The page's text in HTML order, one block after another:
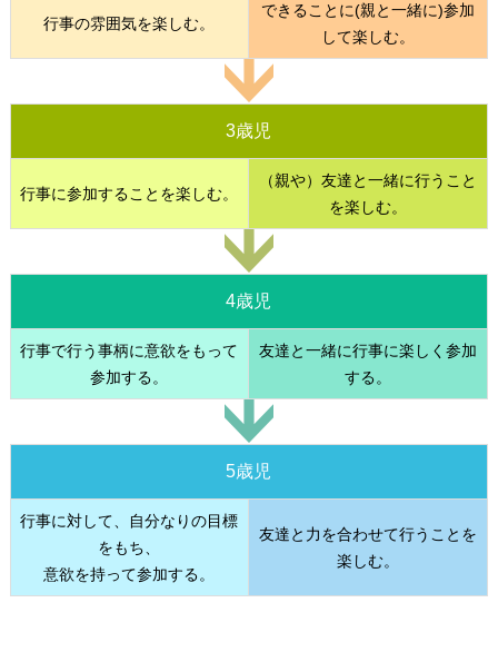
行事の雰囲気を楽しむ。
できることに(親と一緒に)参加
して楽しむ。
3歳児
行事に参加することを楽しむ。
（親や）友達と一緒に行うこと
を楽しむ。
4歳児
行事で行う事柄に意欲をもって
参加する。
友達と一緒に行事に楽しく参加
する。
5歳児
行事に対して、自分なりの目標
をもち、
意欲を持って参加する。
友達と力を合わせて行うことを
楽しむ。